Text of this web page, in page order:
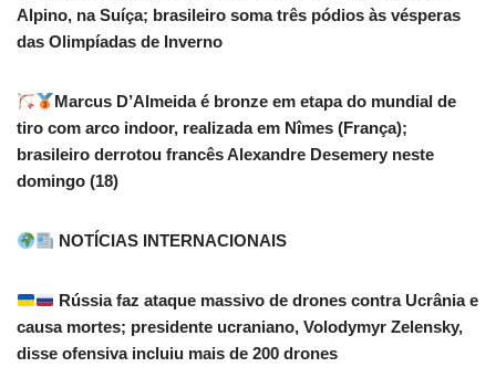
Alpino, na Suíça; brasileiro soma três pódios às vésperas
das Olimpíadas de Inverno
Marcus D’Almeida é bronze em etapa do mundial de
tiro com arco indoor, realizada em Nîmes (França);
brasileiro derrotou francês Alexandre Desemery neste
domingo (18)
NOTÍCIAS INTERNACIONAIS
Rússia faz ataque massivo de drones contra Ucrânia e
causa mortes; presidente ucraniano, Volodymyr Zelensky,
disse ofensiva incluiu mais de 200 drones